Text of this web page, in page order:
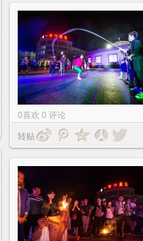
0喜欢 0 评论
转贴